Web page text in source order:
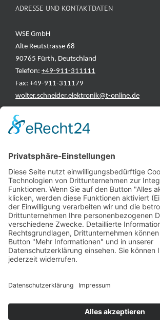
ADRESSE UND KONTAKTDATEN
WSE GmbH
Alte Reutstrasse 68
90765 Fürth, Deutschland
Telefon: +49-911-311111
Fax: +49-911-311179
wolter.schneider.elektronik@t-online.de
INFORMATIONEN
Test & Reparatur
Hersteller
Fehlerliste
Impressum
Datenschutzerklärung
AGB